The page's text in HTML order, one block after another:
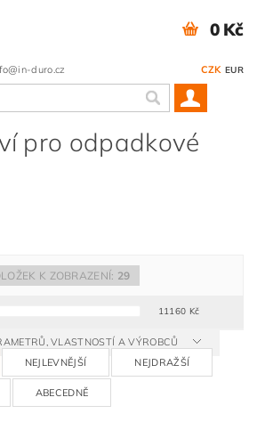
duro.cz CZK EUR
0 Kč
pro odpadkové
11160 Kč
K ZOBRAZENÍ: 29
VLASTNOSTÍ A VÝROBCŮ
NEJLEVNĚJŠÍ NEJDRAŽŠÍ
ABECEDNĚ